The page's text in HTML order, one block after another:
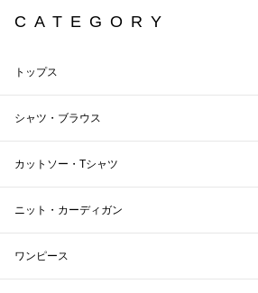
CATEGORY
トップス
シャツ・ブラウス
カットソー・Tシャツ
ニット・カーディガン
ワンピース